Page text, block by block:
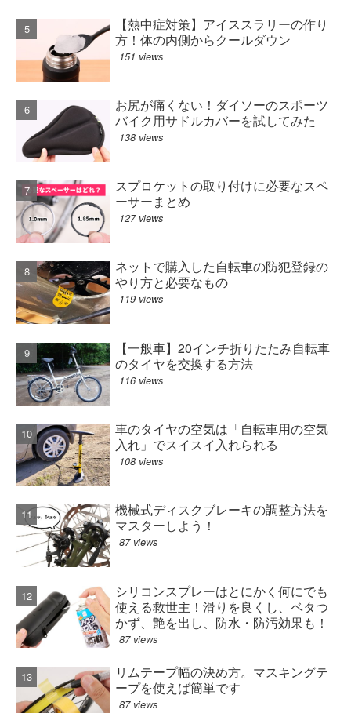
【熱中症対策】アイススラリーの作り
方！体の内側からクールダウン
151 views
お尻が痛くない！ダイソーのスポーツ
バイク用サドルカバーを試してみた
138 views
スプロケットの取り付けに必要なスペ
ーサーまとめ
127 views
ネットで購入した自転車の防犯登録の
やり方と必要なもの
119 views
【一般車】20インチ折りたたみ自転車
のタイヤを交換する方法
116 views
車のタイヤの空気は「自転車用の空気
入れ」でスイスイ入れられる
108 views
機械式ディスクブレーキの調整方法を
マスターしよう！
87 views
シリコンスプレーはとにかく何にでも
使える救世主！滑りを良くし、ベタつ
かず、艶を出し、防水・防汚効果も！
87 views
リムテープ幅の決め方。マスキングテ
ープを使えば簡単です
87 views